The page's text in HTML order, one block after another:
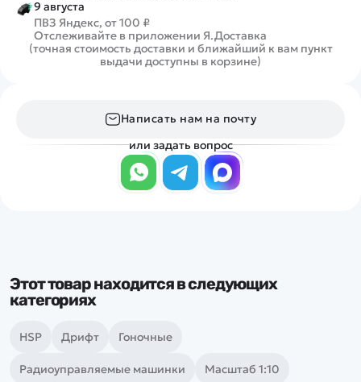
9 августа
ПВЗ Яндекс, от 100 ₽
Отслеживайте в приложении Я.Доставка
(точная стоимость доставки и ближайший к вам пункт
выдачи доступны в корзине)
Написать нам на почту
или задать вопрос
Этот товар находится в следующих
категориях
HSP Дрифт Гоночные
Радиоуправляемые машинки Масштаб 1:10